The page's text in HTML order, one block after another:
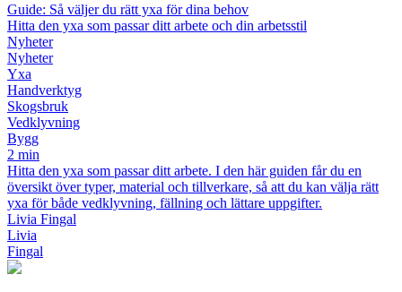
Guide: Så väljer du rätt yxa för dina behov
Hitta den yxa som passar ditt arbete och din arbetsstil
Nyheter
Nyheter
Yxa
Handverktyg
Skogsbruk
Vedklyvning
Bygg
2 min
Hitta den yxa som passar ditt arbete. I den här guiden får du en
översikt över typer, material och tillverkare, så att du kan välja rätt
yxa för både vedklyvning, fällning och lättare uppgifter.
Livia Fingal
Livia
Fingal